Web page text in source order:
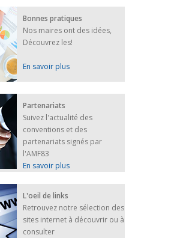
Bonnes pratiques
Nos maires ont des idées,
Découvrez les!
En savoir plus
Partenariats
Suivez l'actualité des
conventions et des
partenariats signés par
l'AMF83
En savoir plus
L'oeil de links
Retrouvez notre sélection des
sites internet à découvrir ou à
consulter